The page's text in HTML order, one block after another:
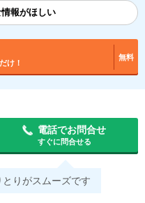
報がほしい
け！
無料
電話でお問合せ
すぐに問合せる
りがスムーズです